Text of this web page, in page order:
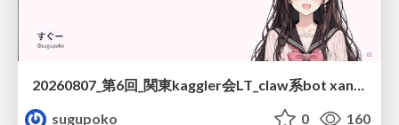
20260807_第6回_関東kaggler会LT_claw系bot xangiと始める、"寂しくない" kaggle
sugupoko
0 160